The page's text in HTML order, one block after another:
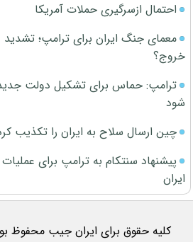
احتمال ازسرگیری حملات آمریکا
معمای جنگ ایران برای ترامپ؛ تشدید
خروج؟
ترامپ: حماس برای تشکیل دولت
شود
چین ارسال سلاح به ایران را تکذیب
پیشنهاد سنتکام به ترامپ برای
ایران
کلیه حقوق برای ایران جیب محفوظ